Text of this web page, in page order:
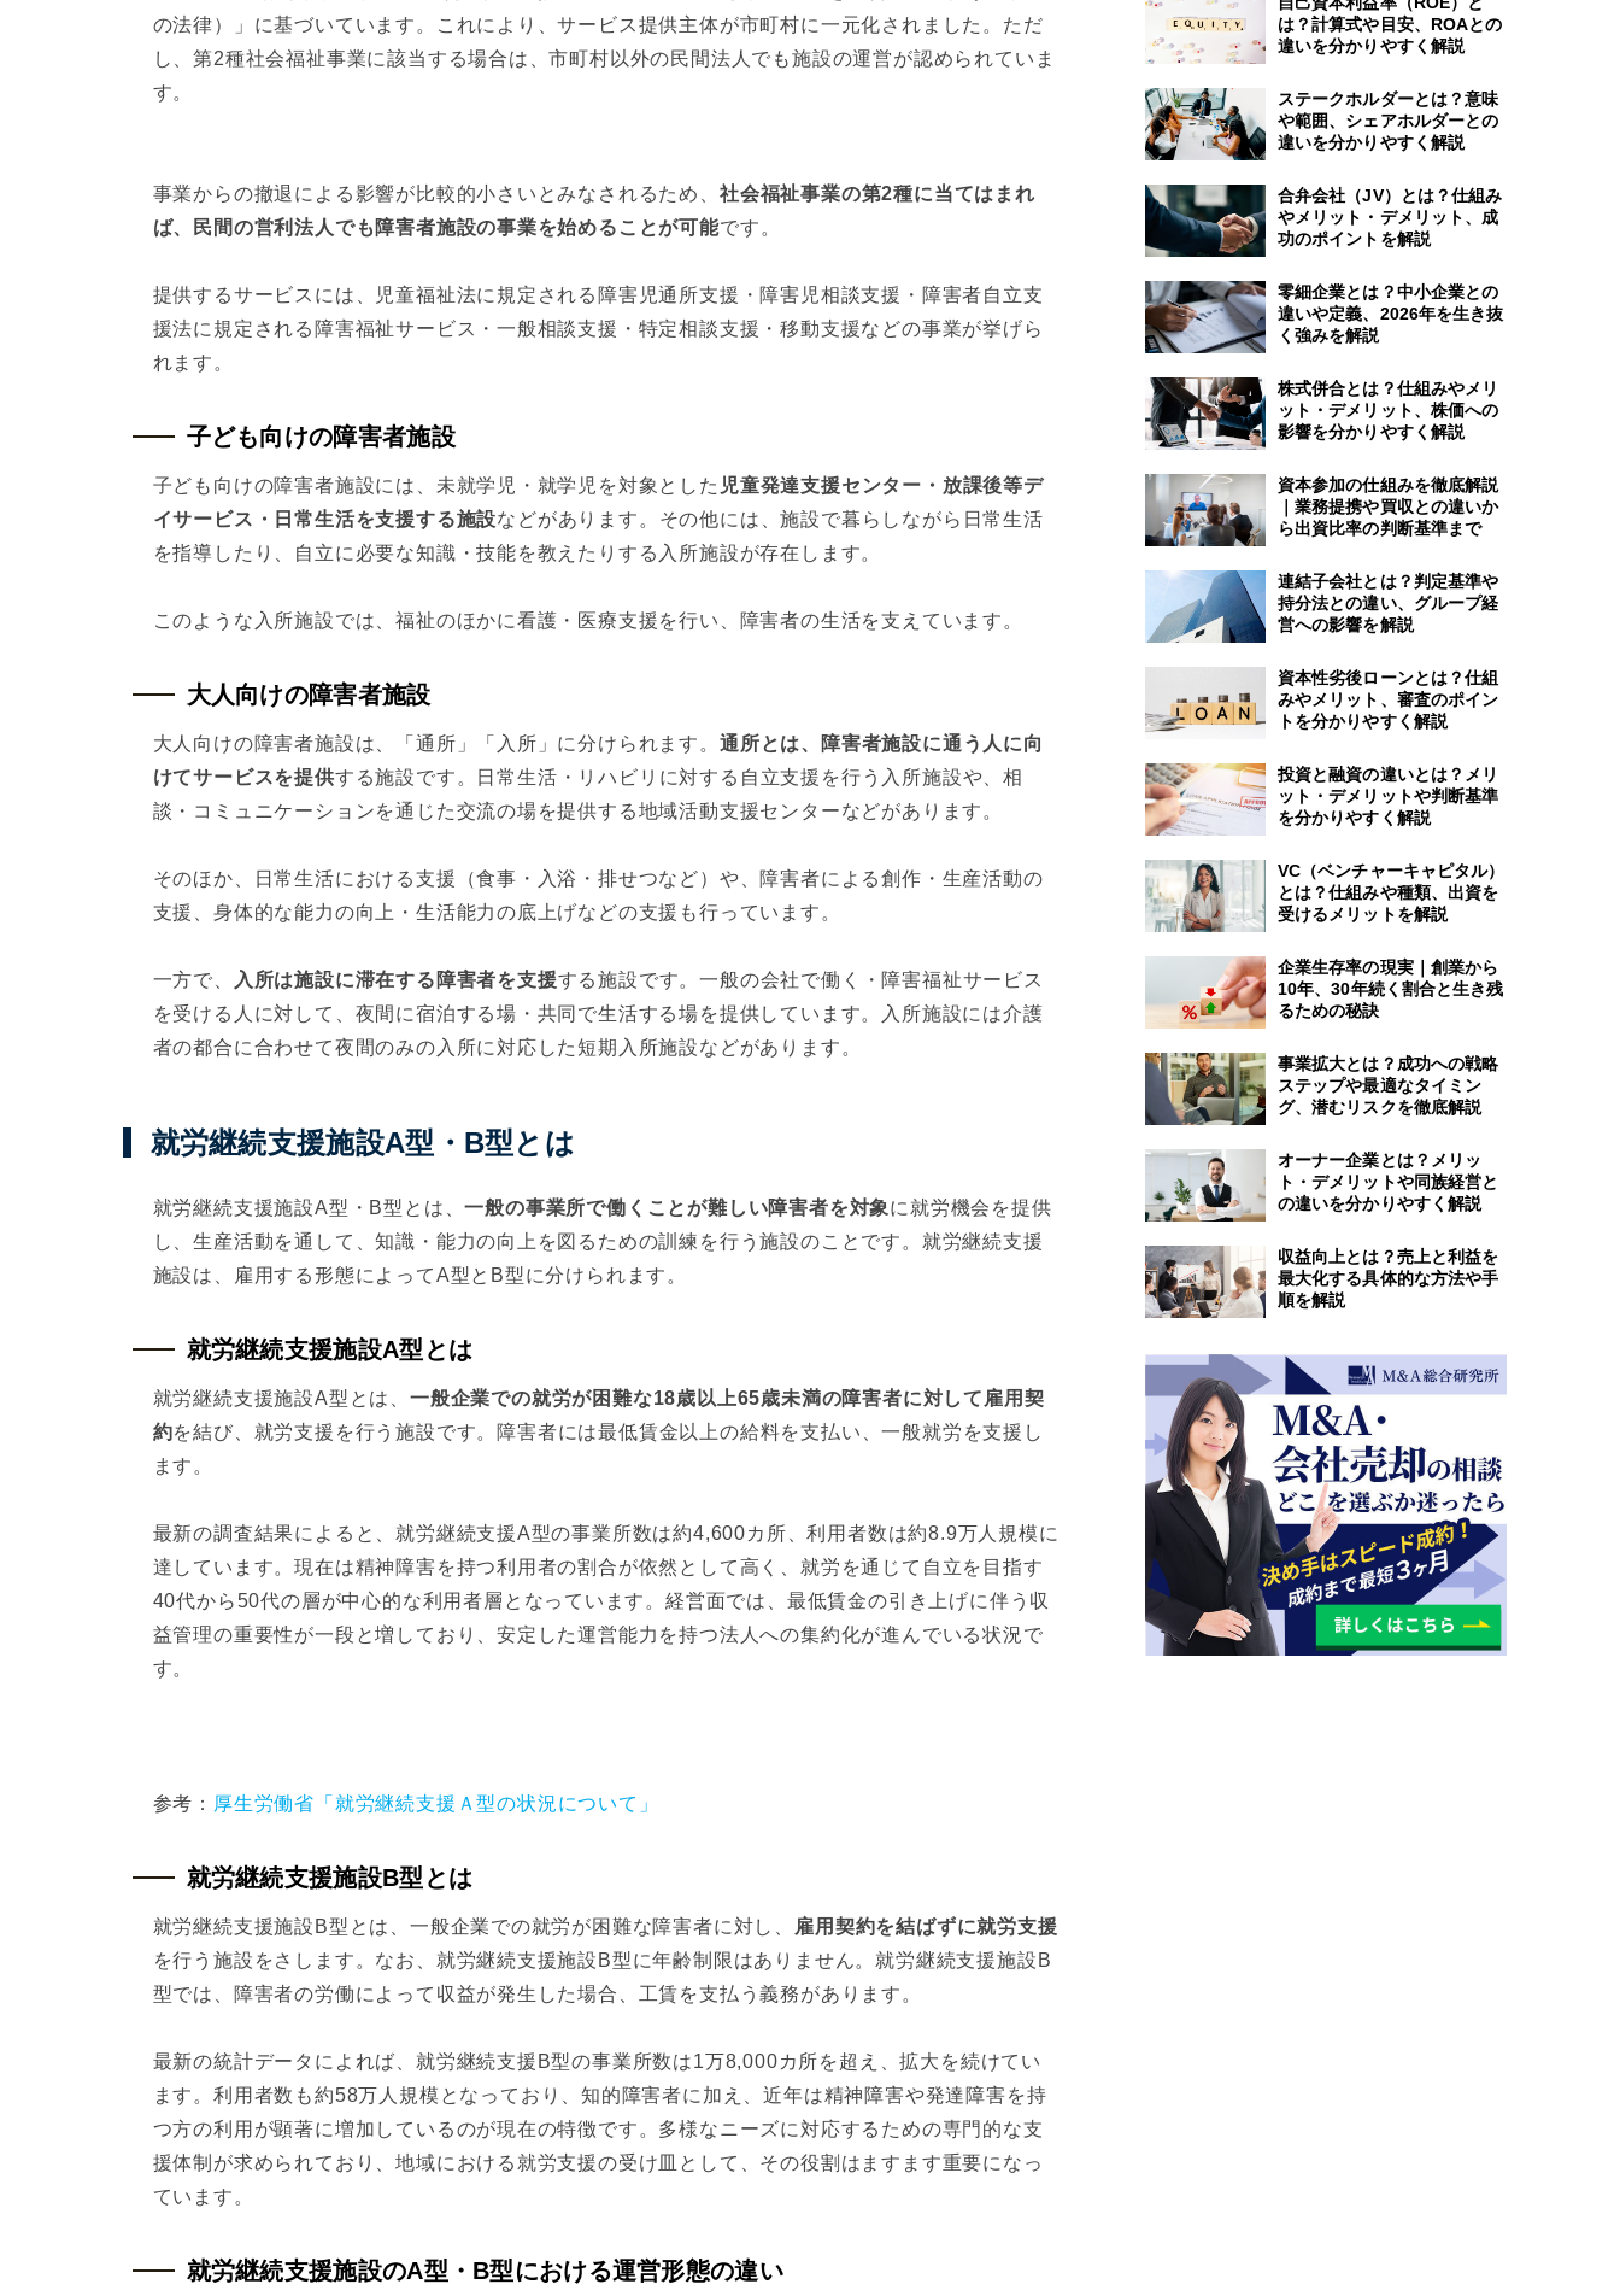
の法律）」に基づいています。これにより、サービス提供主体が市町村に一元化されました。ただ
し、第2種社会福祉事業に該当する場合は、市町村以外の民間法人でも施設の運営が認められていま
す。
事業からの撤退による影響が比較的小さいとみなされるため、 社会福祉事業の第2種に当てはまれ
ば、民間の営利法人でも障害者施設の事業を始めることが可能です。
提供するサービスには、児童福祉法に規定される障害児通所支援・障害児相談支援・障害者自立支
援法に規定される障害福祉サービス・一般相談支援・特定相談支援・移動支援などの事業が挙げら
れます。
子ども向けの障害者施設
子ども向けの障害者施設には、未就学児・就学児を対象とした 児童発達支援センター・放課後等デ
イサービス・日常生活を支援する施設などがあります。その他には、施設で暮らしながら日常生活
を指導したり、自立に必要な知識・技能を教えたりする入所施設が存在します。
このような入所施設では、福祉のほかに看護・医療支援を行い、障害者の生活を支えています。
大人向けの障害者施設
大人向けの障害者施設は、「通所」「入所」に分けられます。 通所とは、障害者施設に通う人に向
けてサービスを提供する施設です。日常生活・リハビリに対する自立支援を行う入所施設や、相
談・コミュニケーションを通じた交流の場を提供する地域活動支援センターなどがあります。
そのほか、日常生活における支援（食事・入浴・排せつなど）や、障害者による創作・生産活動の
支援、身体的な能力の向上・生活能力の底上げなどの支援も行っています。
一方で、 入所は施設に滞在する障害者を支援する施設です。一般の会社で働く・障害福祉サービス
を受ける人に対して、夜間に宿泊する場・共同で生活する場を提供しています。入所施設には介護
者の都合に合わせて夜間のみの入所に対応した短期入所施設などがあります。
就労継続支援施設A型・B型とは
就労継続支援施設A型・B型とは、一般の事業所で働くことが難しい障害者を対象に就労機会を提供
し、生産活動を通して、知識・能力の向上を図るための訓練を行う施設のことです。就労継続支援
施設は、雇用する形態によってA型とB型に分けられます。
就労継続支援施設A型とは
就労継続支援施設A型とは、 一般企業での就労が困難な18歳以上65歳未満の障害者に対して雇用契
約を結び、就労支援を行う施設です。障害者には最低賃金以上の給料を支払い、一般就労を支援し
ます。
最新の調査結果によると、就労継続支援A型の事業所数は約4,600カ所、利用者数は約8.9万人規模に
達しています。現在は精神障害を持つ利用者の割合が依然として高く、就労を通じて自立を目指す
40代から50代の層が中心的な利用者層となっています。経営面では、最低賃金の引き上げに伴う収
益管理の重要性が一段と増しており、安定した運営能力を持つ法人への集約化が進んでいる状況で
す。
参考： 厚生労働省「就労継続支援Ａ型の状況について」
就労継続支援施設B型とは
就労継続支援施設B型とは、一般企業での就労が困難な障害者に対し、
雇用契約を結ばずに就労支援
を行う施設をさします。なお、就労継続支援施設B型に年齢制限はありません。就労継続支援施設B
型では、障害者の労働によって収益が発生した場合、工賃を支払う義務があります。
最新の統計データによれば、就労継続支援B型の事業所数は1万8,000カ所を超え、拡大を続けてい
ます。利用者数も約58万人規模となっており、知的障害者に加え、近年は精神障害や発達障害を持
つ方の利用が顕著に増加しているのが現在の特徴です。多様なニーズに対応するための専門的な支
援体制が求められており、地域における就労支援の受け皿として、その役割はますます重要になっ
ています。
就労継続支援施設のA型・B型における運営形態の違い
は？計算式や目安、ROAとの
違いを分かりやすく解説
ステークホルダーとは？意味
や範囲、シェアホルダーとの
違いを分かりやすく解説
合弁会社（JV）とは？仕組み
やメリット・デメリット、成
功のポイントを解説
零細企業とは？中小企業との
違いや定義、2026年を生き抜
く強みを解説
株式併合とは？仕組みやメリ
ット・デメリット、株価への
影響を分かりやすく解説
資本参加の仕組みを徹底解説
｜業務提携や買収との違いか
ら出資比率の判断基準まで
連結子会社とは？判定基準や
持分法との違い、グループ経
営への影響を解説
資本性劣後ローンとは？仕組
みやメリット、審査のポイン
トを分かりやすく解説
投資と融資の違いとは？メリ
ット・デメリットや判断基準
を分かりやすく解説
VC（ベンチャーキャピタル）
とは？仕組みや種類、出資を
受けるメリットを解説
企業生存率の現実｜創業から
10年、30年続く割合と生き残
るための秘訣
事業拡大とは？成功への戦略
ステップや最適なタイミン
グ、潜むリスクを徹底解説
オーナー企業とは？メリッ
ト・デメリットや同族経営と
の違いを分かりやすく解説
収益向上とは？売上と利益を
最大化する具体的な方法や手
順を解説